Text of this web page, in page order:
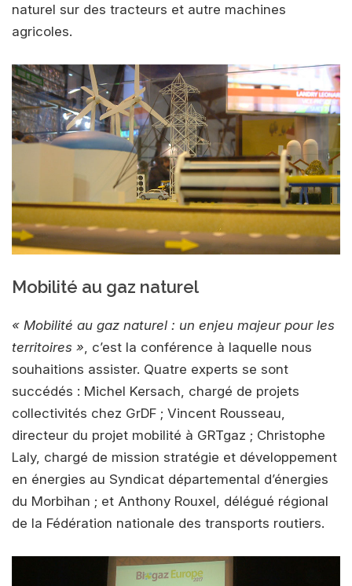
naturel sur des tracteurs et autre machines
agricoles.
Mobilité au gaz naturel
« Mobilité au gaz naturel : un enjeu majeur pour les
territoires » , c’est la conférence à laquelle nous
souhaitions assister. Quatre experts se sont
succédés : Michel Kersach, ‎chargé de projets
collectivités chez GrDF ; Vincent Rousseau,
directeur du projet mobilité à GRTgaz ; Christophe
Laly, chargé de mission stratégie et développement
en énergies au Syndicat départemental d’énergies
du Morbihan ; et Anthony Rouxel, délégué régional
de la Fédération nationale des transports routiers.